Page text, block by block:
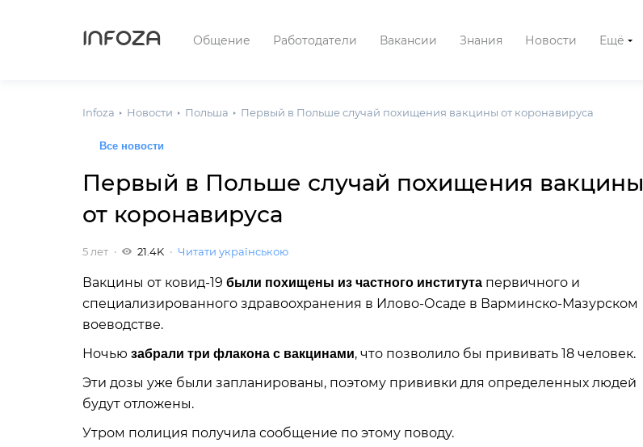
INFOZA Общение Работодатели Вакансии Знания Новости Ещё
Infoza Новости Польша Первый в Польше случай похищения вакцины от коронавируса
Все новости
Первый в Польше случай похищения вакцины
от коронавируса
5 лет 21.4K Читати українською
Вакцины от ковид-19 были похищены из частного института первичного и
специализированного здравоохранения в Илово-Осаде в Варминско-Мазурском
воеводстве.
Ночью забрали три флакона с вакцинами, что позволило бы прививать 18 человек.
Эти дозы уже были запланированы, поэтому прививки для определенных людей
будут отложены.
Утром полиция получила сообщение по этому поводу.